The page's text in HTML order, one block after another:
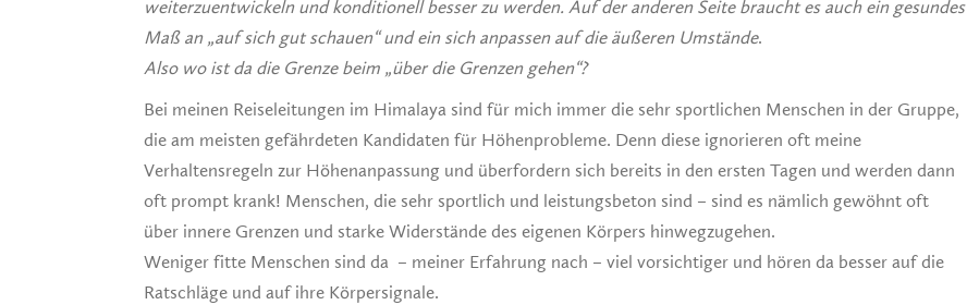
weiterzuentwickeln und konditionell besser zu werden. Auf der anderen Seite braucht es auch ein gesundes
Maß an „auf sich gut schauen“ und ein sich anpassen auf die äußeren Umstände.
Also wo ist da die Grenze beim „über die Grenzen gehen“?
Bei meinen Reiseleitungen im Himalaya sind für mich immer die sehr sportlichen Menschen in der Gruppe,
die am meisten gefährdeten Kandidaten für Höhenprobleme. Denn diese ignorieren oft meine
Verhaltensregeln zur Höhenanpassung und überfordern sich bereits in den ersten Tagen und werden dann
oft prompt krank! Menschen, die sehr sportlich und leistungsbeton sind – sind es nämlich gewöhnt oft
über innere Grenzen und starke Widerstände des eigenen Körpers hinwegzugehen.
Weniger fitte Menschen sind da – meiner Erfahrung nach – viel vorsichtiger und hören da besser auf die
Ratschläge und auf ihre Körpersignale.